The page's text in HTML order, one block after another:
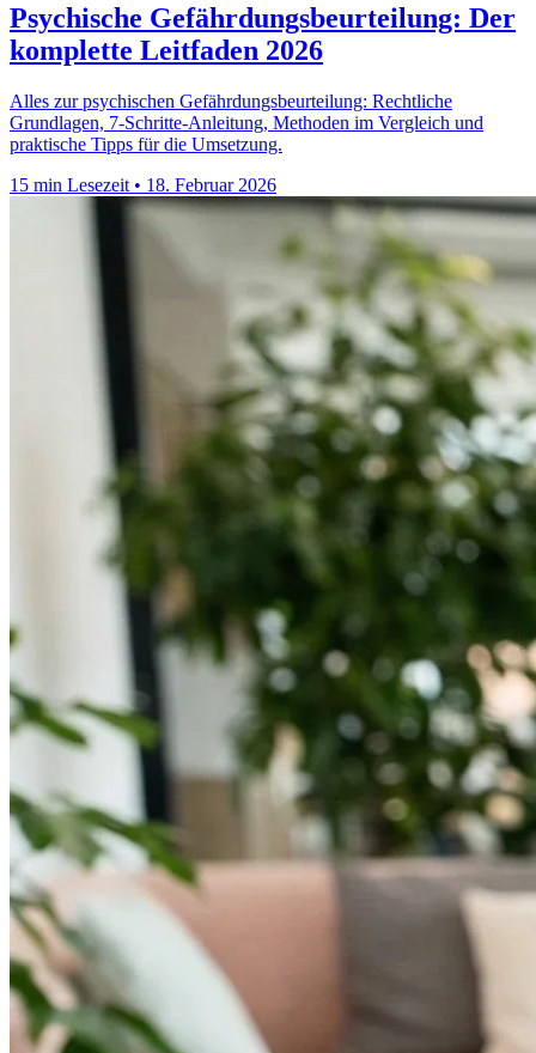
Psychische Gefährdungsbeurteilung: Der
komplette Leitfaden 2026
Alles zur psychischen Gefährdungsbeurteilung: Rechtliche
Grundlagen, 7-Schritte-Anleitung, Methoden im Vergleich und
praktische Tipps für die Umsetzung.
15 min Lesezeit • 18. Februar 2026